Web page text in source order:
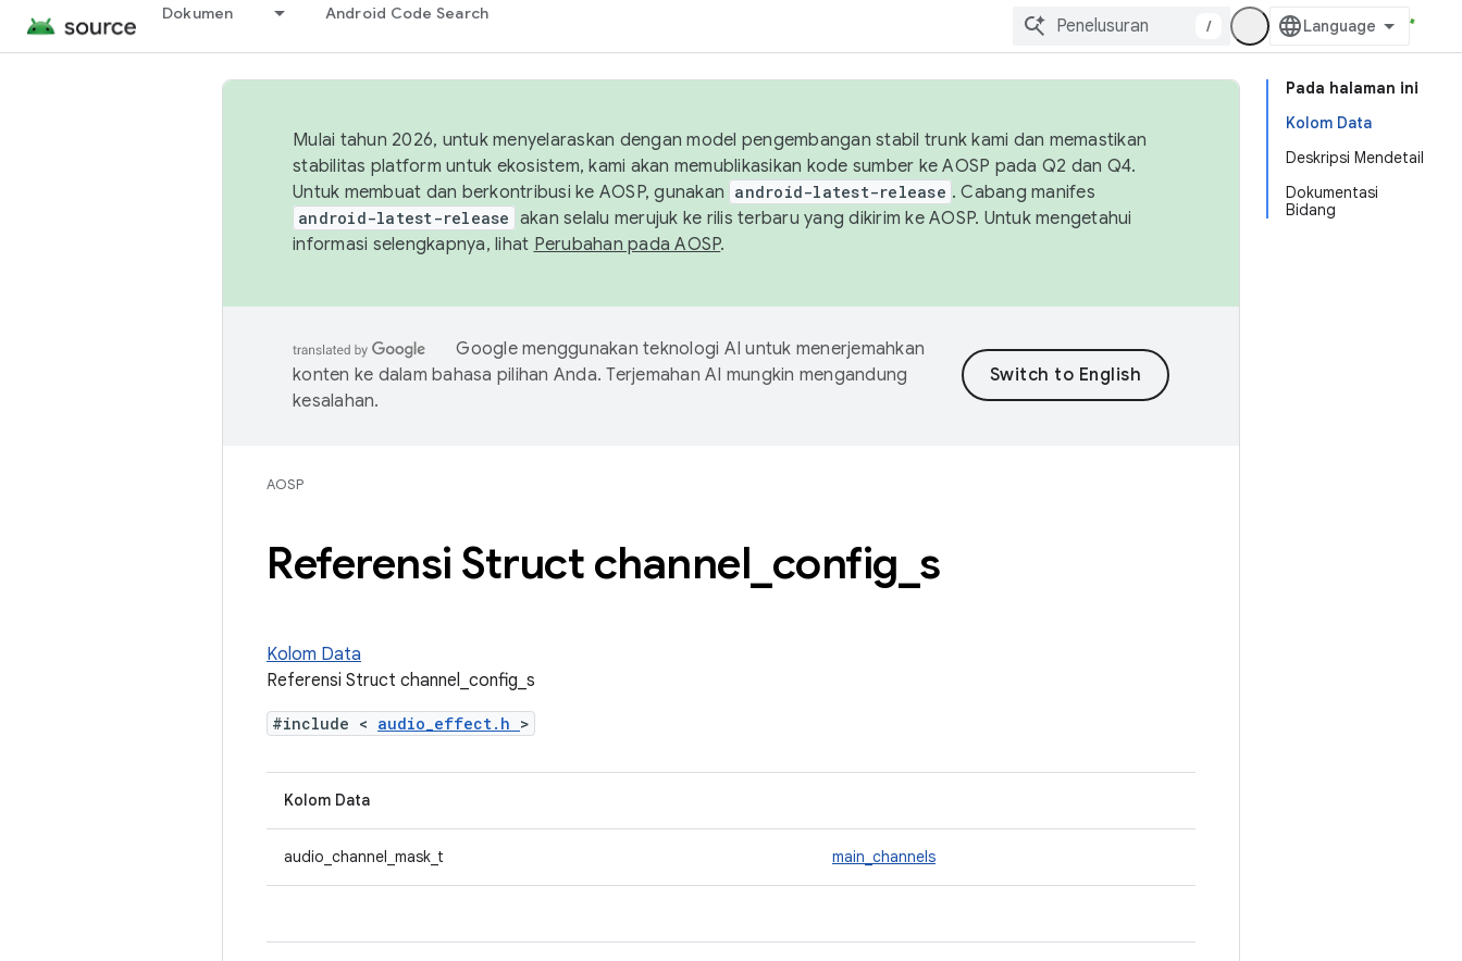
Dokumen Android Code Search
/
Pada halaman ini
Kolom Data
Deskripsi Mendetail
Dokumentasi
Bidang
Mulai tahun 2026, untuk menyelaraskan dengan model pengembangan stabil trunk kami dan memastikan
stabilitas platform untuk ekosistem, kami akan memublikasikan kode sumber ke AOSP pada Q2 dan Q4.
Untuk membuat dan berkontribusi ke AOSP, gunakan android-latest-release . Cabang manifes
android-latest-release akan selalu merujuk ke rilis terbaru yang dikirim ke AOSP. Untuk mengetahui
informasi selengkapnya, lihat Perubahan pada AOSP.
Google menggunakan teknologi AI untuk menerjemahkan
konten ke dalam bahasa pilihan Anda. Terjemahan AI mungkin mengandung
kesalahan.
AOSP
Referensi Struct channel config s
Kolom Data
Referensi Struct channel_config_s
#include < audio_effect.h >
Kolom Data
audio_channel_mask_t main_channels